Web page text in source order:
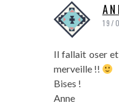
19/
Il fallait oser
merveille !!
Bises !
Anne